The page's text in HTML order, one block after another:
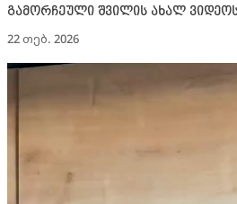
გამორჩეული შვილის ახალ ვიდეოს
22 თებ. 2026